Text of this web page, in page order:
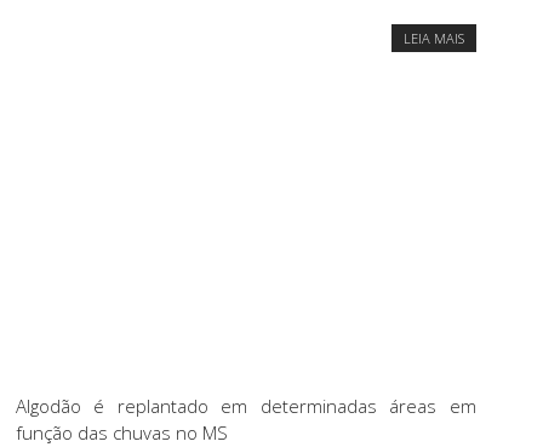
LEIA MAIS
Algodão é replantado em determinadas áreas em
função das chuvas no MS